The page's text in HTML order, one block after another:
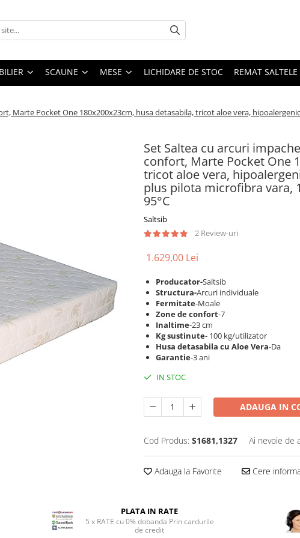
SCAUNE MESE LICHIDARE DE STOC REMAT SALTELE
Marte Pocket One 180x200x23cm, husa detasabila, tricot aloe vera,
Set Saltea cu arcuri
confort, Marte Pocket One
tricot aloe vera,
plus pilota microfibra vara,
95°C
Saltsib
2 Review-uri
1.629,00 Lei
Producator-Saltsib
Structura-Arcuri individuale
Fermitate-Moale
Zone de confort-7
Inaltime-23 cm
Kg sustinute- 100 kg/utilizator
Husa detasabila cu Aloe Vera-Da
Garantie-3 ani
IN STOC
ADAUGA IN
Cod Produs: S1681,1327 Ai nevoie de
Adauga la Favorite Cere
PLATA IN RATE
5 x RATE cu 0% dobanda Prin cardurile
de credit